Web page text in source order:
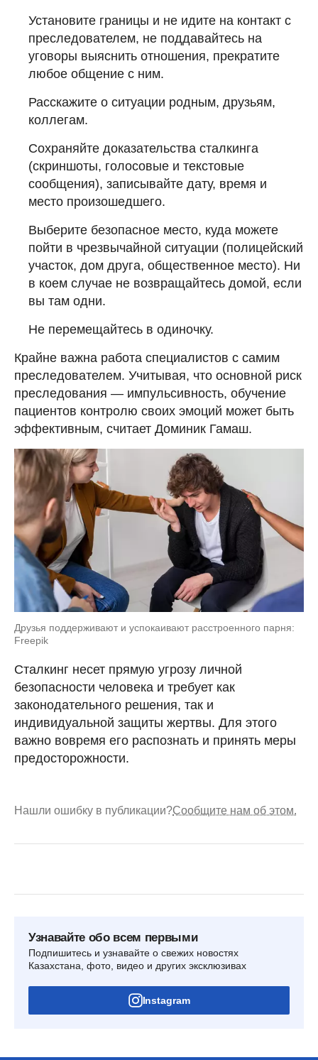
Установите границы и не идите на контакт с
преследователем, не поддавайтесь на
уговоры выяснить отношения, прекратите
любое общение с ним.
Расскажите о ситуации родным, друзьям,
коллегам.
Сохраняйте доказательства сталкинга
(скриншоты, голосовые и текстовые
сообщения), записывайте дату, время и
место произошедшего.
Выберите безопасное место, куда можете
пойти в чрезвычайной ситуации (полицейский
участок, дом друга, общественное место). Ни
в коем случае не возвращайтесь домой, если
вы там одни.
Не перемещайтесь в одиночку.
Крайне важна работа специалистов с самим
преследователем. Учитывая, что основной риск
преследования — импульсивность, обучение
пациентов контролю своих эмоций может быть
эффективным, считает Доминик Гамаш.
Друзья поддерживают и успокаивают расстроенного парня:
Freepik
Сталкинг несет прямую угрозу личной
безопасности человека и требует как
законодательного решения, так и
индивидуальной защиты жертвы. Для этого
важно вовремя его распознать и принять меры
предосторожности.
Нашли ошибку в публикации?Сообщите нам об этом.
Узнавайте обо всем первыми
Подпишитесь и узнавайте о свежих новостях
Казахстана, фото, видео и других эксклюзивах
Instagram